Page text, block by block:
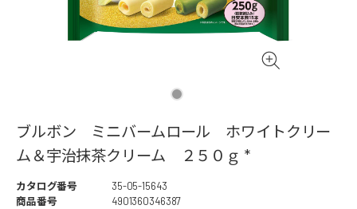
ブルボン ミニバームロール ホワイトクリー
ム＆宇治抹茶クリーム ２５０ｇ *
カタログ番号
35-05-15643
商品番号
4901360346387